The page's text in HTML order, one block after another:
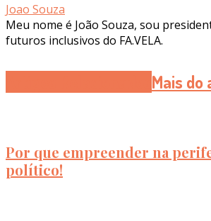
Joao Souza
Meu nome é João Souza, sou
futuros inclusivos do FA.VELA.
Mais do
Por que empreender na
político!